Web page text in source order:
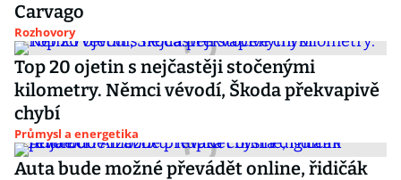
Carvago
Rozhovory
Top 20 ojetin s nejčastěji stočenými
kilometry. Němci vévodí, Škoda překvapivě
chybí
Průmysl a energetika
Auta bude možné převádět online, řidičák